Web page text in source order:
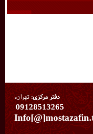
دفتر مرکزی:تهران،
09128513265